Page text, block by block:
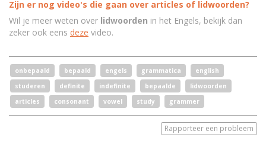
Zijn er nog video's die gaan over articles of lidwoorden?
Wil je meer weten over lidwoorden in het Engels, bekijk dan
zeker ook eens deze video.
onbepaald bepaald engels grammatica
english
studeren
definite indefinite bepaalde
lidwoorden
articles
consonant vowel study grammer
Rapporteer een probleem